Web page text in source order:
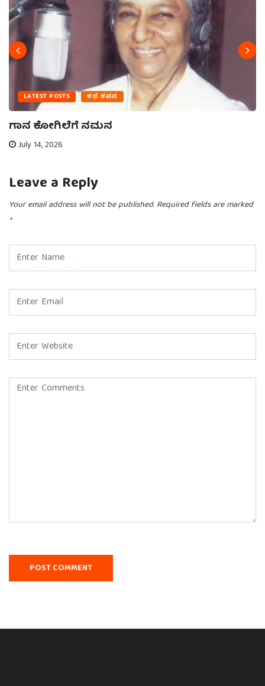
LATEST POSTS ಕಥೆ ಕವನ
ಗಾನ ಕೋಗಿಲೆಗೆ ನಮನ
July 14, 2026
Leave a Reply
Your email address will not be published. Required fields are marked
*